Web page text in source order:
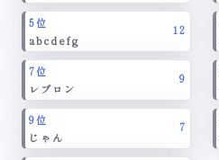
5位
abcdefg
12
7位
レブロン
9
9位
じゃん
7